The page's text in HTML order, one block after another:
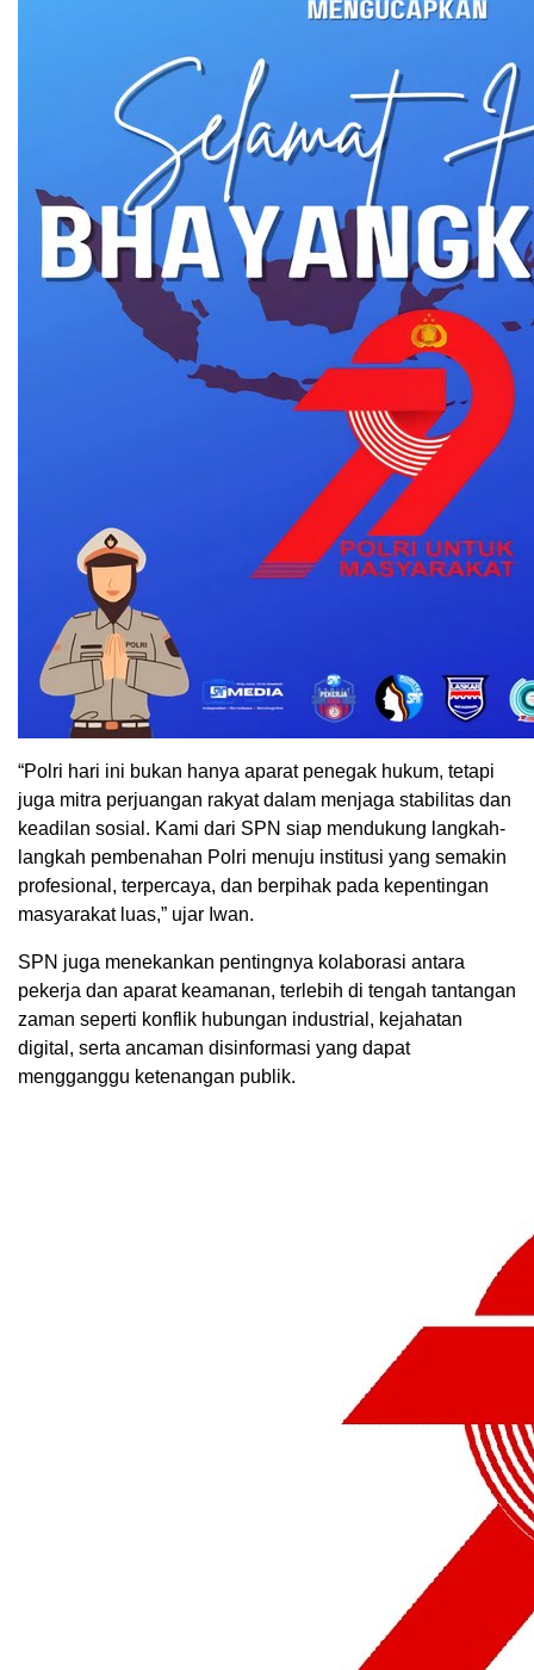
“Polri hari ini bukan hanya aparat penegak hukum, tetapi
juga mitra perjuangan rakyat dalam menjaga stabilitas dan
keadilan sosial. Kami dari SPN siap mendukung langkah-
langkah pembenahan Polri menuju institusi yang semakin
profesional, terpercaya, dan berpihak pada kepentingan
masyarakat luas,” ujar Iwan.
SPN juga menekankan pentingnya kolaborasi antara
pekerja dan aparat keamanan, terlebih di tengah tantangan
zaman seperti konflik hubungan industrial, kejahatan
digital, serta ancaman disinformasi yang dapat
mengganggu ketenangan publik.